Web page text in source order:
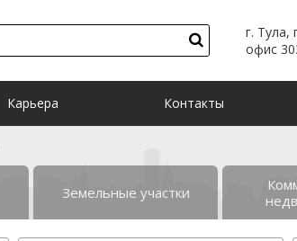
г. Тула,
офис
Карьера Контакты
Земельные участки